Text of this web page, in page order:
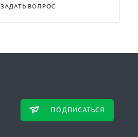
ЗАДАТЬ ВОПРОС
ПОДПИСАТЬСЯ